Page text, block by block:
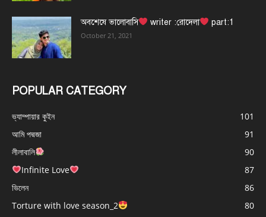
অবশেষে ভালোবাসি writer :রোদেলা part:1
October 21, 2021
POPULAR CATEGORY
ভ্যাম্পায়ার কুইন
101
আমি পদ্মজা
91
লীলাবালি
90
Infinite Love
87
ভিলেন
86
Torture with love season_2
80